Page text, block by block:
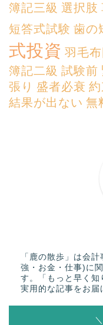
簿記三級 選択肢
短答式試験 歯の
式投資 羽毛布
簿記二級 試験前
張り 盛者必衰
結果が出ない 無
「鹿の散歩」は会
強・お金・仕事)に
す。「もっと早く
実用的な記事をお届